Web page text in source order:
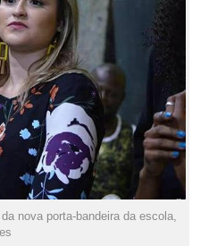
nova porta-bandeira da escola,